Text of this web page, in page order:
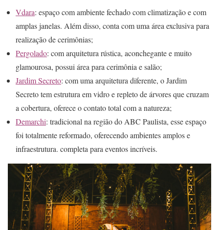
Vdara: espaço com ambiente fechado com climatização e com
amplas janelas. Além disso, conta com uma área exclusiva para
realização de cerimônias;
Pergolado: com arquitetura rústica, aconchegante e muito
glamourosa, possui área para cerimônia e salão;
Jardim Secreto: com uma arquitetura diferente, o Jardim
Secreto tem estrutura em vidro e repleto de árvores que cruzam
a cobertura, oferece o contato total com a natureza;
Demarchi: tradicional na região do ABC Paulista, esse espaço
foi totalmente reformado, oferecendo ambientes amplos e
infraestrutura. completa para eventos incríveis.